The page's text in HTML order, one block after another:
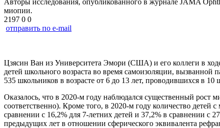
миопии.
2197 0 0
отправить по e-mail
Цзясин Ван из Университета Эмори (США) и его коллеги в
детей школьного возраста во время самоизоляции,
535 школьников в возрасте от 6 до 13 лет, проводившихся в
Оказалось, что в 2020-м году наблюдался существенный рост
соответственно). Кроме того, в 2020-м году количество
сравнении с 16,2% для 7-летних детей и 37,2% в сравнении с
предыдущих лет в отношении сферического эквивалента